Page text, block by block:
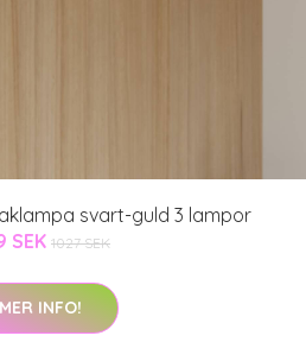
svart-guld 3 lampor
SEK 1027 SEK
MER INFO!